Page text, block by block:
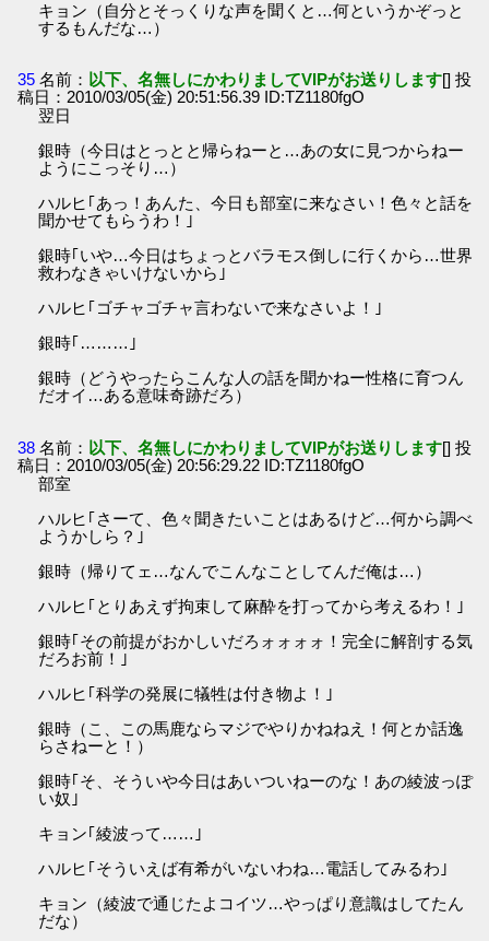
キョン（自分とそっくりな声を聞くと…何というかぞっと
するもんだな…）
35 名前： 以下、名無しにかわりましてVIPがお送りします[] 投
稿日：2010/03/05(金) 20:51:56.39 ID:TZ1180fgO
翌日
銀時（今日はとっとと帰らねーと…あの女に見つからねー
ようにこっそり…）
ハルヒ｢あっ！あんた、今日も部室に来なさい！色々と話を
聞かせてもらうわ！｣
銀時｢いや…今日はちょっとバラモス倒しに行くから…世界
救わなきゃいけないから｣
ハルヒ｢ゴチャゴチャ言わないで来なさいよ！｣
銀時｢………｣
銀時（どうやったらこんな人の話を聞かねー性格に育つん
だオイ…ある意味奇跡だろ）
38 名前： 以下、名無しにかわりましてVIPがお送りします[] 投
稿日：2010/03/05(金) 20:56:29.22 ID:TZ1180fgO
部室
ハルヒ｢さーて、色々聞きたいことはあるけど…何から調べ
ようかしら？｣
銀時（帰りてェ…なんでこんなことしてんだ俺は…）
ハルヒ｢とりあえず拘束して麻酔を打ってから考えるわ！｣
銀時｢その前提がおかしいだろォォォォ！完全に解剖する気
だろお前！｣
ハルヒ｢科学の発展に犠牲は付き物よ！｣
銀時（こ、この馬鹿ならマジでやりかねねえ！何とか話逸
らさねーと！）
銀時｢そ、そういや今日はあいついねーのな！あの綾波っぽ
い奴｣
キョン｢綾波って……｣
ハルヒ｢そういえば有希がいないわね…電話してみるわ｣
キョン（綾波で通じたよコイツ…やっぱり意識はしてたん
だな）